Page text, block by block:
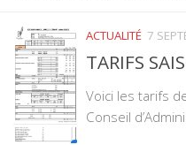
ACTUALITÉ 7
TARIFS
Voici les tarifs
Conseil